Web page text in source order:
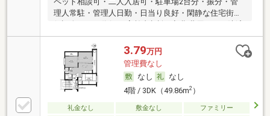
理人常駐・管理人日勤・日当り良好・閑静な住宅街・
可
3.79万円
管理費なし
なし
なし
4階 / 3DK（49.86m2）
礼金なし 敷金なし
ファミリー